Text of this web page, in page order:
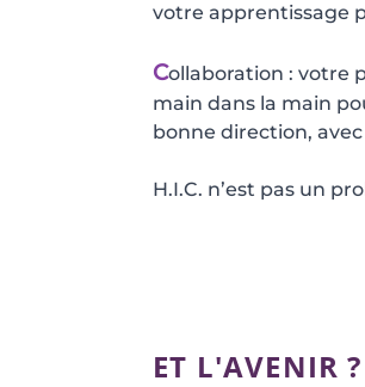
votre apprentissage
Collaboration : votre
main dans la main
bonne direction,
H.I.C. n’est pas un
ET L'AVENIR ?